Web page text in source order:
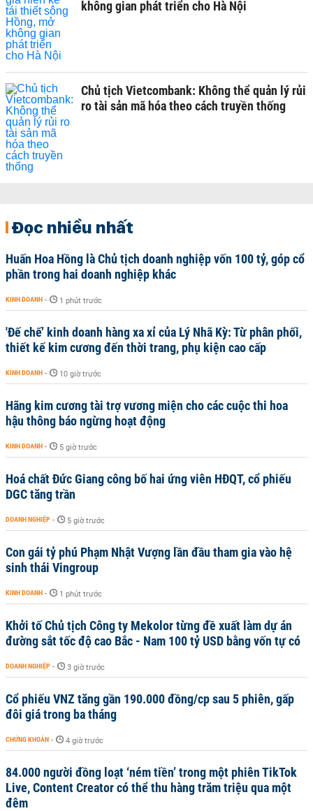
không gian phát triển cho Hà Nội
Chủ tịch Vietcombank: Không thể quản lý rủi
ro tài sản mã hóa theo cách truyền thống
Đọc nhiều nhất
Huấn Hoa Hồng là Chủ tịch doanh nghiệp vốn 100 tỷ, góp cổ
phần trong hai doanh nghiệp khác
KINH DOANH - 1 phút trước
'Đế chế’ kinh doanh hàng xa xỉ của Lý Nhã Kỳ: Từ phân phối,
thiết kế kim cương đến thời trang, phụ kiện cao cấp
KINH DOANH - 10 giờ trước
Hãng kim cương tài trợ vương miện cho các cuộc thi hoa
hậu thông báo ngừng hoạt động
KINH DOANH - 5 giờ trước
Hoá chất Đức Giang công bố hai ứng viên HĐQT, cổ phiếu
DGC tăng trần
DOANH NGHIỆP - 5 giờ trước
Con gái tỷ phú Phạm Nhật Vượng lần đầu tham gia vào hệ
sinh thái Vingroup
KINH DOANH - 1 phút trước
Khởi tố Chủ tịch Công ty Mekolor từng đề xuất làm dự án
đường sắt tốc độ cao Bắc - Nam 100 tỷ USD bằng vốn tự có
DOANH NGHIỆP - 3 giờ trước
Cổ phiếu VNZ tăng gần 190.000 đồng/cp sau 5 phiên, gấp
đôi giá trong ba tháng
CHỨNG KHOÁN - 4 giờ trước
84.000 người đồng loạt ‘ném tiền’ trong một phiên TikTok
Live, Content Creator có thể thu hàng trăm triệu qua một
đêm